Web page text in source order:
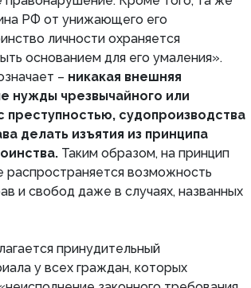
РФ от унижающего его
личности охраняется
основанием для его умаления».
– никакая внешняя
нужды чрезвычайного или
судопроизводства
делать изъятия из принципа
Таким образом, на принцип
распространяется возможность
и свобод даже в случаях, названных
принудительный
у всех граждан, которых